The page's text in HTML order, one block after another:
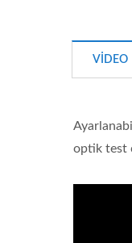
VIDEO
optik test